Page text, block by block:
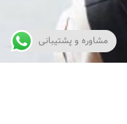
مشاوره و پشتیبانی